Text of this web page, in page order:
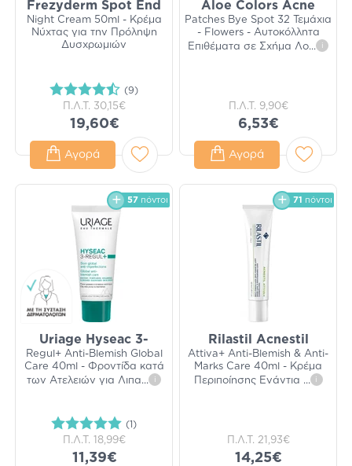
Frezyderm Spot End
Night Cream 50ml - Κρέμα
Νύχτας για την Πρόληψη
Δυσχρωμιών
(9)
Π.Λ.Τ. 30,15€
19,60€
Αγορά
Aloe Colors Acne
Patches Bye Spot 32 Τεμάχια
- Flowers - Αυτοκόλλητα
Επιθέματα σε Σχήμα Λο... i
Π.Λ.Τ. 9,90€
6,53€
Αγορά
57 πόντοι
Uriage Hyseac 3-
Regul+ Anti-Blemish Global
Care 40ml - Φροντίδα κατά
των Ατελειών για Λιπα... i
(1)
Π.Λ.Τ. 18,99€
11,39€
71 πόντοι
Rilastil Acnestil
Attiva+ Anti-Blemish & Anti-
Marks Care 40ml - Κρέμα
Περιποίησης Ενάντια ... i
Π.Λ.Τ. 21,93€
14,25€